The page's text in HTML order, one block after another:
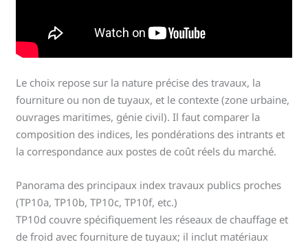
Le choix repose sur la nature précise des travaux, la
fourniture ou non de tuyaux, et le contexte (zone urbaine,
ouvrages maritimes, génie civil). Il faut comparer la
composition des indices, les pondérations des intrants et
la correspondance aux postes de coût réels du marché.
Panorama des principaux index travaux publics proches
(TP10a, TP10b, TP10c, TP10f, etc.)
TP10d couvre spécifiquement les réseaux de chauffage et
de froid avec fourniture de tuyaux; il inclut matériaux